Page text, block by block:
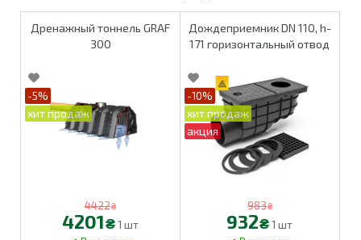
Дренажный тоннель GRAF
300
-5%
4422₴
4201₴1 шт
Дождеприемник DN 110, h-
171 горизонтальный отвод
-10%
983₴
932₴ 1 шт